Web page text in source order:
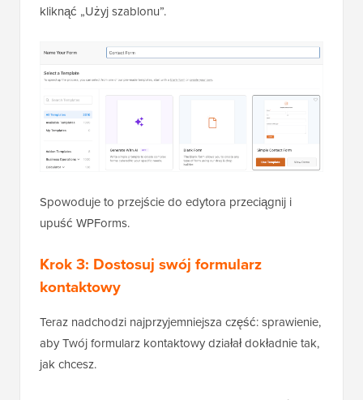
kliknąć „Użyj szablonu”.
Spowoduje to przejście do edytora przeciągnij i
upuść WPForms.
Krok 3: Dostosuj swój formularz
kontaktowy
Teraz nadchodzi najprzyjemniejsza część: sprawienie,
aby Twój formularz kontaktowy działał dokładnie tak,
jak chcesz.